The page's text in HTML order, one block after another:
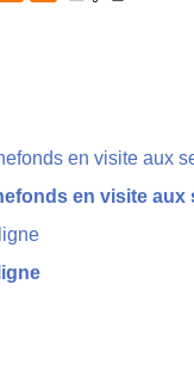
en visite aux